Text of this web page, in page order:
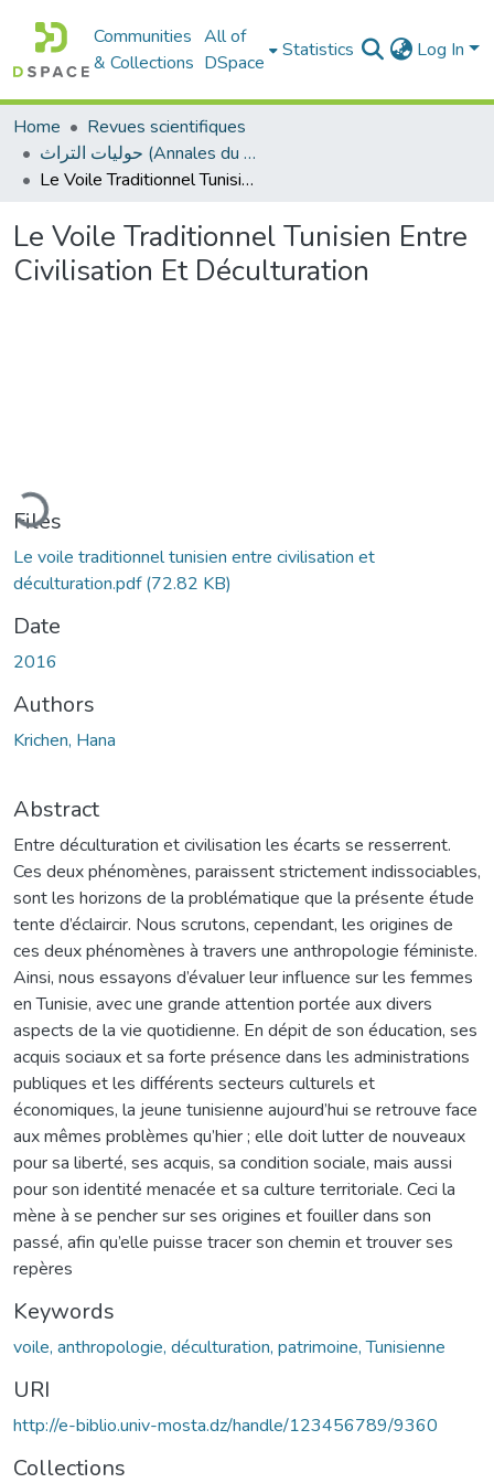
Communities
& Collections
All of
DSpace
Statistics Log In
Home
Revues scientifiques
حوليات التراث (Annales du patrimoine)
Le Voile Traditionnel Tunisien Entre Civilisation Et Déculturation
Le Voile Traditionnel Tunisien Entre
Civilisation Et Déculturation
Files
Le voile traditionnel tunisien entre civilisation et
déculturation.pdf(72.82 KB)
Date
2016
Authors
Krichen, Hana
Abstract
Entre déculturation et civilisation les écarts se resserrent.
Ces deux phénomènes, paraissent strictement indissociables,
sont les horizons de la problématique que la présente étude
tente d’éclaircir. Nous scrutons, cependant, les origines de
ces deux phénomènes à travers une anthropologie féministe.
Ainsi, nous essayons d’évaluer leur influence sur les femmes
en Tunisie, avec une grande attention portée aux divers
aspects de la vie quotidienne. En dépit de son éducation, ses
acquis sociaux et sa forte présence dans les administrations
publiques et les différents secteurs culturels et
économiques, la jeune tunisienne aujourd’hui se retrouve face
aux mêmes problèmes qu’hier ; elle doit lutter de nouveaux
pour sa liberté, ses acquis, sa condition sociale, mais aussi
pour son identité menacée et sa culture territoriale. Ceci la
mène à se pencher sur ses origines et fouiller dans son
passé, afin qu’elle puisse tracer son chemin et trouver ses
repères
Keywords
voile, anthropologie, déculturation, patrimoine, Tunisienne
URI
http://e-biblio.univ-mosta.dz/handle/123456789/9360
Collections